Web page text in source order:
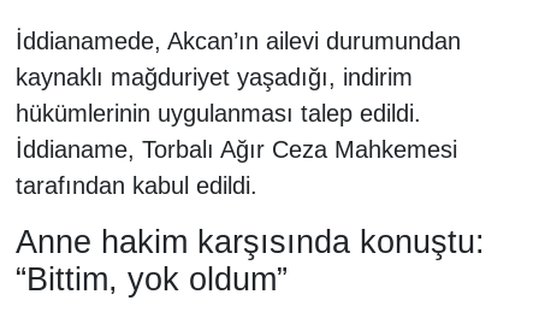
İddianamede, Akcan’ın ailevi durumundan
kaynaklı mağduriyet yaşadığı, indirim
hükümlerinin uygulanması talep edildi.
İddianame, Torbalı Ağır Ceza Mahkemesi
tarafından kabul edildi.
Anne hakim karşısında konuştu:
“Bittim, yok oldum”